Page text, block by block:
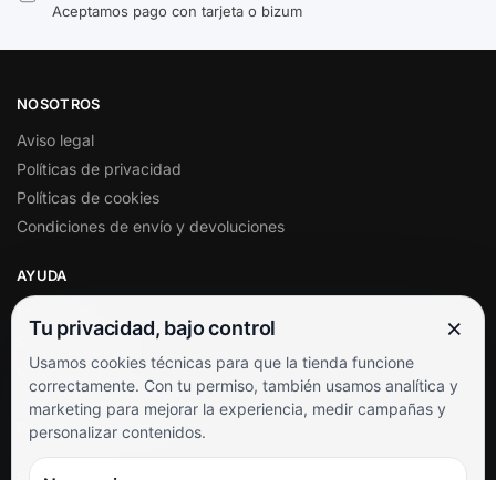
Aceptamos pago con tarjeta o bizum
NOSOTROS
Aviso legal
Políticas de privacidad
Políticas de cookies
Condiciones de envío y devoluciones
AYUDA
Soporte al cliente
Contacto
Términos y condiciones
Preguntas frecuentes
SÍGUENOS
Tu privacidad, bajo control ×
Usamos cookies técnicas para que la tienda funcione
correctamente. Con tu permiso, también usamos analítica y
marketing para mejorar la experiencia, medir campañas y
personalizar contenidos.